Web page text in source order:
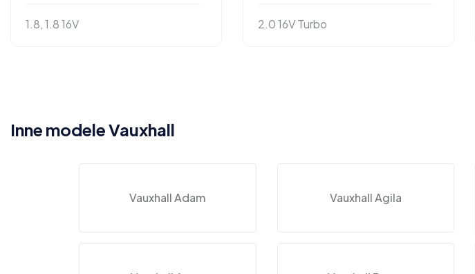
1.8, 1.8 16V 2.0 16V Turbo
Inne modele Vauxhall
Vauxhall Adam Vauxhall Agila